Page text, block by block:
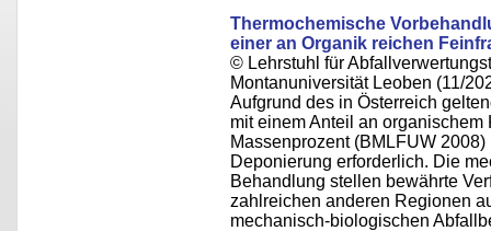
Thermochemische
einer an Organik reichen
© Lehrstuhl für
Montanuniversität Leoben (11/
Aufgrund des in Österreich
mit einem Anteil an
Massenprozent (BMLFUW
Deponierung erforderlich. Die
Behandlung stellen bewährte
zahlreichen anderen Regionen
mechanisch-biologischen